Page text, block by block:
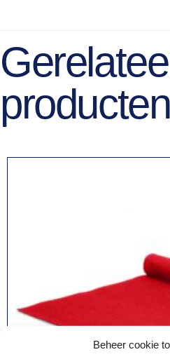
Beheer cookie
producten